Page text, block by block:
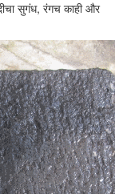
सुगंध, रंगच काही और